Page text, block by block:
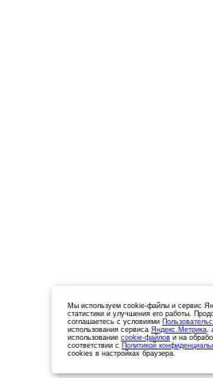
Мы используем cookie-файлы и сервис
статистики и улучшения его работы.
соглашаетесь с условиями
использования сервиса Яндекс.Метрика,
использование cookie-файлов и на
соответствии с Политикой
cookies в настройках браузера.